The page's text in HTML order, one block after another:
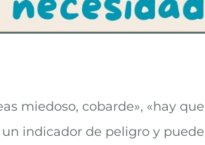
miedoso, cobarde», «hay
indicador de peligro y